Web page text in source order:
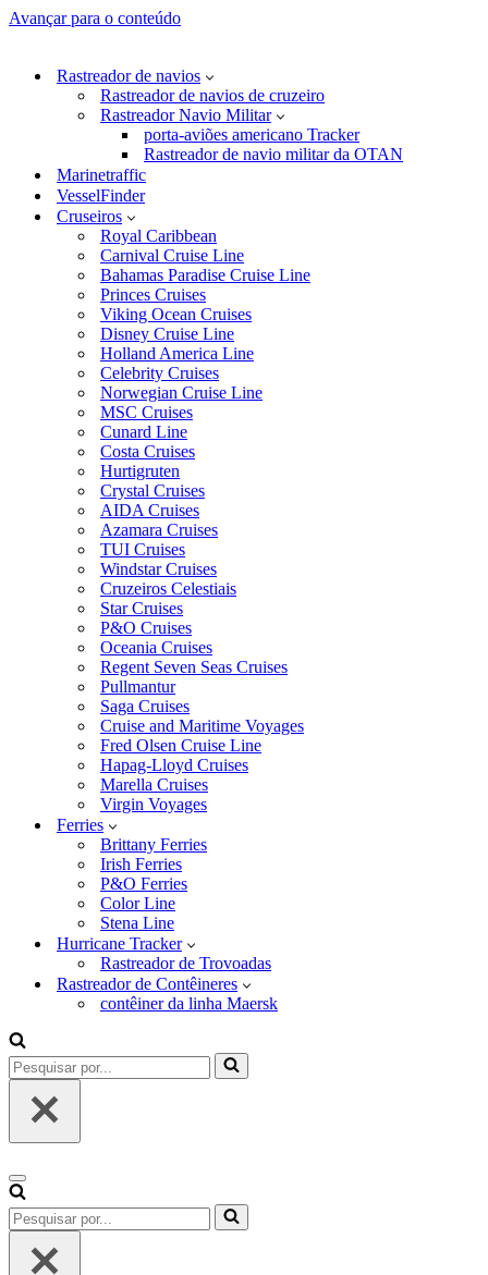
Avançar para o conteúdo
Rastreador de navios
Rastreador de navios de cruzeiro
Rastreador Navio Militar
porta-aviões americano Tracker
Rastreador de navio militar da OTAN
Marinetraffic
VesselFinder
Cruseiros
Royal Caribbean
Carnival Cruise Line
Bahamas Paradise Cruise Line
Princes Cruises
Viking Ocean Cruises
Disney Cruise Line
Holland America Line
Celebrity Cruises
Norwegian Cruise Line
MSC Cruises
Cunard Line
Costa Cruises
Hurtigruten
Crystal Cruises
AIDA Cruises
Azamara Cruises
TUI Cruises
Windstar Cruises
Cruzeiros Celestiais
Star Cruises
P&O Cruises
Oceania Cruises
Regent Seven Seas Cruises
Pullmantur
Saga Cruises
Cruise and Maritime Voyages
Fred Olsen Cruise Line
Hapag-Lloyd Cruises
Marella Cruises
Virgin Voyages
Ferries
Brittany Ferries
Irish Ferries
P&O Ferries
Color Line
Stena Line
Hurricane Tracker
Rastreador de Trovoadas
Rastreador de Contêineres
contêiner da linha Maersk
Pesquisar
por...
Menu
de
navegação
Pesquisar
por...